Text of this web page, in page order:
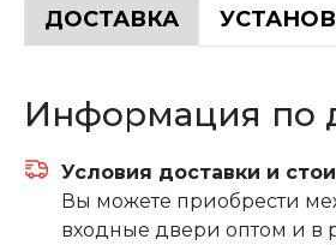
ДОСТАВКА
Информация по
Условия доставки и
Вы можете приобрести
входные двери оптом и в